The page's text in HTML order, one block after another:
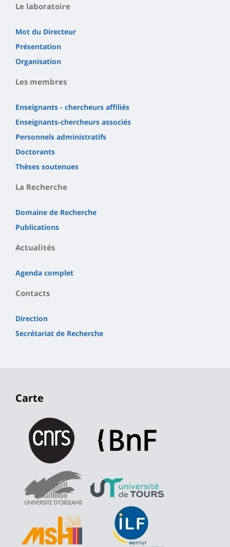
Le laboratoire
Mot du Directeur
Présentation
Organisation
Les membres
Enseignants - chercheurs affiliés
Enseignants-chercheurs associés
Personnels administratifs
Doctorants
Thèses soutenues
La Recherche
Domaine de Recherche
Publications
Actualités
Agenda complet
Contacts
Direction
Secrétariat de Recherche
Carte